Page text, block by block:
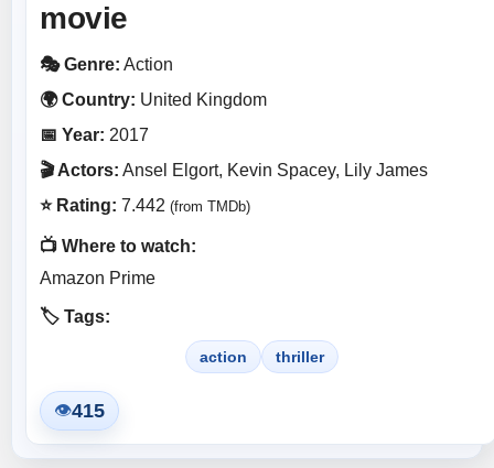
movie
🎭 Genre: Action
🌍 Country: United Kingdom
📅 Year: 2017
🎬 Actors: Ansel Elgort, Kevin Spacey, Lily James
⭐ Rating: 7.442 (from TMDb)
📺 Where to watch:
Amazon Prime
🏷️ Tags:
action thriller
👁415